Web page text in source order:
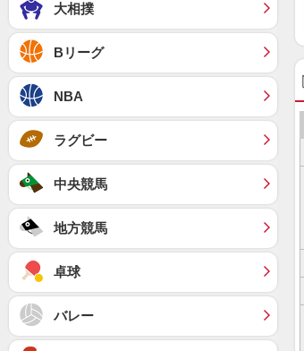
大相撲
Bリーグ
NBA
ラグビー
中央競馬
地方競馬
卓球
バレー